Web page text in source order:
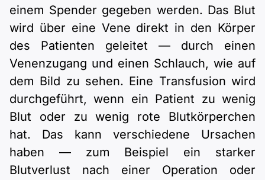
einem Spender gegeben werden. Das Blut
wird über eine Vene direkt in den Körper
des Patienten geleitet — durch einen
Venenzugang und einen Schlauch, wie auf
dem Bild zu sehen. Eine Transfusion wird
durchgeführt, wenn ein Patient zu wenig
Blut oder zu wenig rote Blutkörperchen
hat. Das kann verschiedene Ursachen
haben — zum Beispiel ein starker
Blutverlust nach einer Operation oder